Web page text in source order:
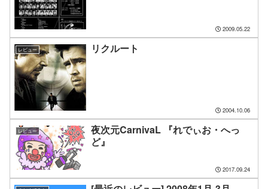
2009.05.22
レビュー リクルート
2004.10.06
レビュー
夜次元CarnivaL 『れでぃお・へっ
ど』
2017.09.24